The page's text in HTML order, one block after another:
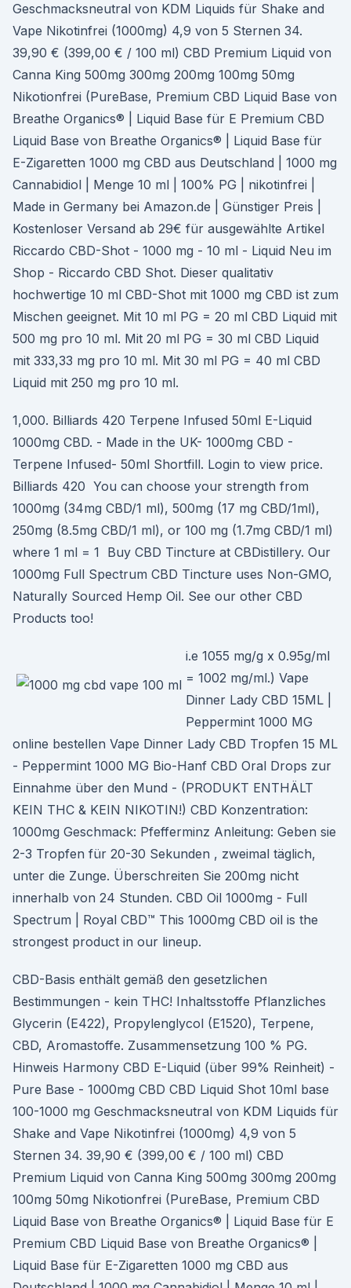
Geschmacksneutral von KDM Liquids für Shake and
Vape Nikotinfrei (1000mg) 4,9 von 5 Sternen 34.
39,90 € (399,00 € / 100 ml) CBD Premium Liquid von
Canna King 500mg 300mg 200mg 100mg 50mg
Nikotionfrei (PureBase, Premium CBD Liquid Base von
Breathe Organics® | Liquid Base für E Premium CBD
Liquid Base von Breathe Organics® | Liquid Base für
E-Zigaretten 1000 mg CBD aus Deutschland | 1000 mg
Cannabidiol | Menge 10 ml | 100% PG | nikotinfrei |
Made in Germany bei Amazon.de | Günstiger Preis |
Kostenloser Versand ab 29€ für ausgewählte Artikel
Riccardo CBD-Shot - 1000 mg - 10 ml - Liquid Neu im
Shop - Riccardo CBD Shot. Dieser qualitativ
hochwertige 10 ml CBD-Shot mit 1000 mg CBD ist zum
Mischen geeignet. Mit 10 ml PG = 20 ml CBD Liquid mit
500 mg pro 10 ml. Mit 20 ml PG = 30 ml CBD Liquid
mit 333,33 mg pro 10 ml. Mit 30 ml PG = 40 ml CBD
Liquid mit 250 mg pro 10 ml.
1,000. Billiards 420 Terpene Infused 50ml E-Liquid
1000mg CBD. - Made in the UK- 1000mg CBD -
Terpene Infused- 50ml Shortfill. Login to view price.
Billiards 420 You can choose your strength from
1000mg (34mg CBD/1 ml), 500mg (17 mg CBD/1ml),
250mg (8.5mg CBD/1 ml), or 100 mg (1.7mg CBD/1 ml)
where 1 ml = 1 Buy CBD Tincture at CBDistillery. Our
1000mg Full Spectrum CBD Tincture uses Non-GMO,
Naturally Sourced Hemp Oil. See our other CBD
Products too!
i.e 1055 mg/g x 0.95g/ml
= 1002 mg/ml.) Vape
Dinner Lady CBD 15ML |
Peppermint 1000 MG
online bestellen Vape Dinner Lady CBD Tropfen 15 ML
- Peppermint 1000 MG Bio-Hanf CBD Oral Drops zur
Einnahme über den Mund - (PRODUKT ENTHÄLT
KEIN THC & KEIN NIKOTIN!) CBD Konzentration:
1000mg Geschmack: Pfefferminz Anleitung: Geben sie
2-3 Tropfen für 20-30 Sekunden , zweimal täglich,
unter die Zunge. Überschreiten Sie 200mg nicht
innerhalb von 24 Stunden. CBD Oil 1000mg - Full
Spectrum | Royal CBD™ This 1000mg CBD oil is the
strongest product in our lineup.
CBD-Basis enthält gemäß den gesetzlichen
Bestimmungen - kein THC! Inhaltsstoffe Pflanzliches
Glycerin (E422), Propylenglycol (E1520), Terpene,
CBD, Aromastoffe. Zusammensetzung 100 % PG.
Hinweis Harmony CBD E-Liquid (über 99% Reinheit) -
Pure Base - 1000mg CBD CBD Liquid Shot 10ml base
100-1000 mg Geschmacksneutral von KDM Liquids für
Shake and Vape Nikotinfrei (1000mg) 4,9 von 5
Sternen 34. 39,90 € (399,00 € / 100 ml) CBD
Premium Liquid von Canna King 500mg 300mg 200mg
100mg 50mg Nikotionfrei (PureBase, Premium CBD
Liquid Base von Breathe Organics® | Liquid Base für E
Premium CBD Liquid Base von Breathe Organics® |
Liquid Base für E-Zigaretten 1000 mg CBD aus